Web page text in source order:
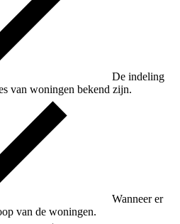
De indeling
van woningen bekend zijn.
Wanneer er
van de woningen.